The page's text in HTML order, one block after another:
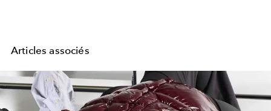
Articles associés